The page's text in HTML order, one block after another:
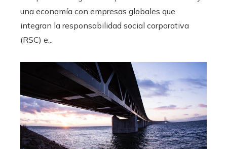
una economía con empresas globales que
integran la responsabilidad social corporativa
(RSC) e...